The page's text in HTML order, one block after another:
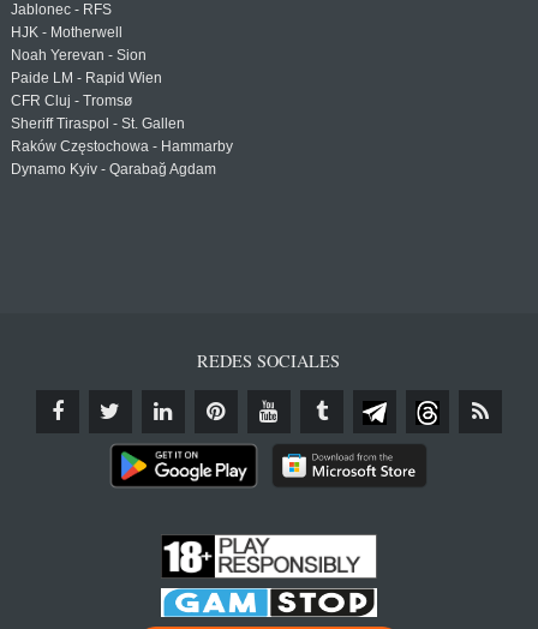
Jablonec - RFS
HJK - Motherwell
Noah Yerevan - Sion
Paide LM - Rapid Wien
CFR Cluj - Tromsø
Sheriff Tiraspol - St. Gallen
Raków Częstochowa - Hammarby
Dynamo Kyiv - Qarabağ Agdam
REDES SOCIALES